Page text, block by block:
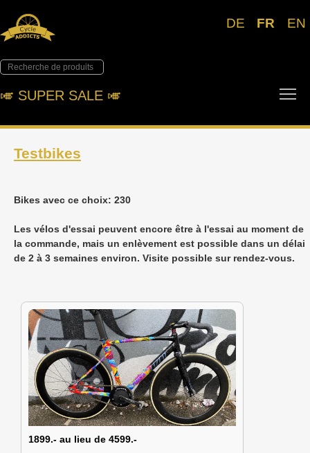
DE FR EN
🎺︎ SUPER SALE 🎺︎
Testbikes
Bikes avec ce choix: 230
Les vélos d'essai peuvent encore être à l'essai au moment de
la commande, mais un enlèvement est possible dans un délai
de 2 à 3 semaines environ. Visite possible sur rendez-vous.
1899.- au lieu de 4599.-